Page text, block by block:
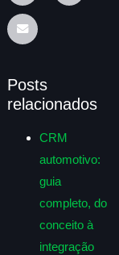
Posts
relacionados
CRM
automotivo:
guia
completo, do
conceito à
integração